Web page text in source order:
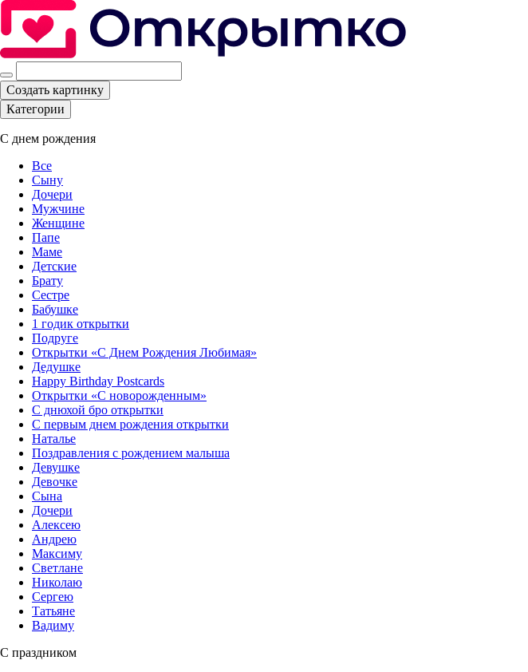
Создать картинку
Категории
С днем рождения
Все
Сыну
Дочери
Мужчине
Женщине
Папе
Маме
Детские
Брату
Сестре
Бабушке
1 годик открытки
Подруге
Открытки «С Днем Рождения Любимая»‎
Дедушке
Happy Birthday Postcards
Открытки «‎С новорожденным»
С днюхой бро открытки
С первым днем рождения открытки
Наталье
Поздравления с рождением малыша
Девушке
Девочке
Сына
Дочери
Алексею
Андрею
Максиму
Светлане
Николаю
Сергею
Татьяне
Вадиму
С праздником